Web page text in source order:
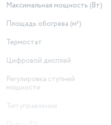
Максимальная мощность (Вт)
Площадь обогрева (м²)
Термостат
Цифровой дисплей
Регулировка ступней
мощности
Тип управления